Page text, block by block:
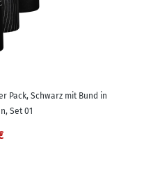
Pack, Schwarz mit Bund in
Set 01